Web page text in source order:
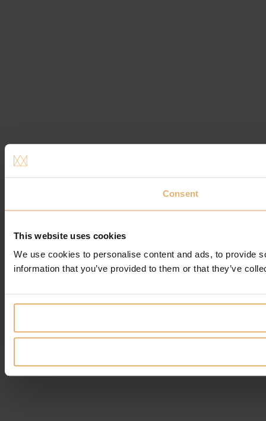
Consent
This website uses cookies
We use cookies to personalise content and ads, to provide
information that you’ve provided to them or that they’ve